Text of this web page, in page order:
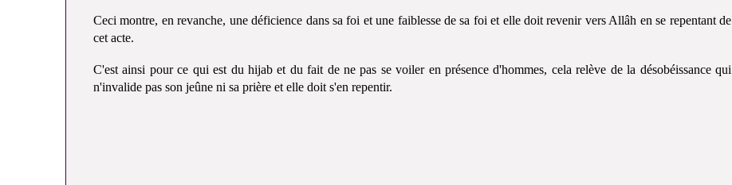
Ceci montre, en revanche, une déficience dans sa foi et une faiblesse de sa foi et elle doit revenir vers Allâh en se repentant de
cet acte.
C'est ainsi pour ce qui est du hijab et du fait de ne pas se voiler en présence d'hommes, cela relève de la désobéissance qui
n'invalide pas son jeûne ni sa prière et elle doit s'en repentir.